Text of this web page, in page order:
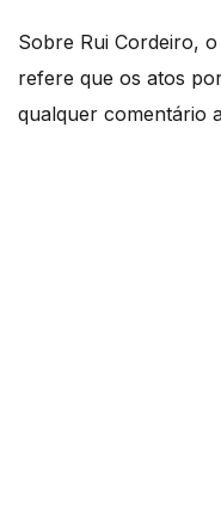
Sobre Rui Cordeiro,
refere que os atos
qualquer comentário